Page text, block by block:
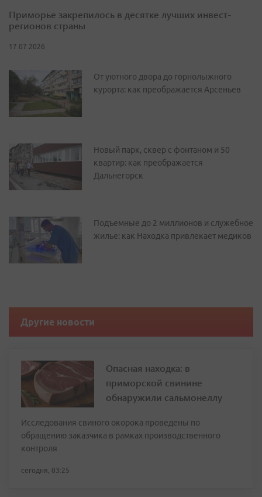
Приморье закрепилось в десятке лучших инвест-
регионов страны
17.07.2026
От уютного двора до горнолыжного
курорта: как преображается Арсеньев
Новый парк, сквер с фонтаном и 50
квартир: как преображается
Дальнегорск
Подъемные до 2 миллионов и служебное
жилье: как Находка привлекает медиков
Другие новости
Опасная находка: в
приморской свинине
обнаружили сальмонеллу
Исследования свиного окорока проведены по
обращению заказчика в рамках производственного
контроля
сегодня, 03:25